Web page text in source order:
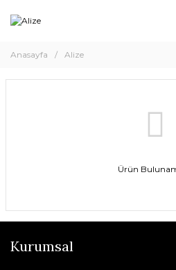
Anasayfa Alize
Ürün
Kurumsal